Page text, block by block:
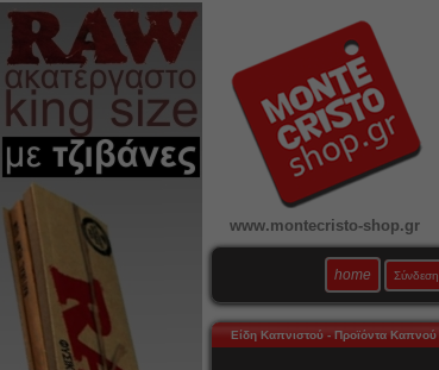
www.montecristo-shop.gr
home Σύνδεση
Είδη Καπνιστού - Προϊόντα Καπνού